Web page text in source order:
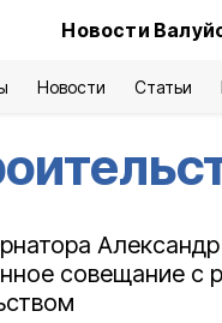
Новости
Новости Статьи
совещание с